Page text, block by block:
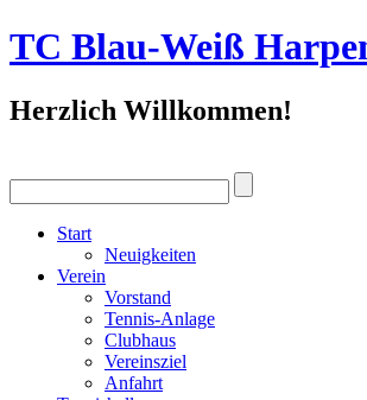
TC Blau-Weiß
Herzlich Willkommen!
Start
Neuigkeiten
Verein
Vorstand
Tennis-Anlage
Clubhaus
Vereinsziel
Anfahrt